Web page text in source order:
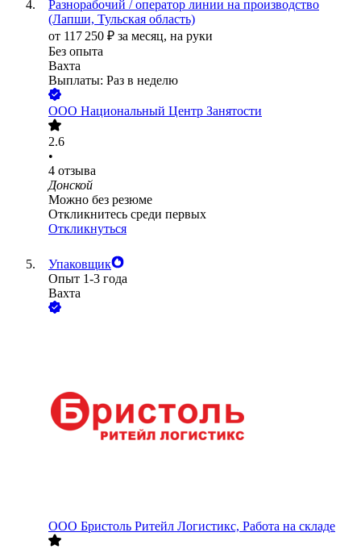
Разнорабочий / оператор линии на производство
(Лапши, Тульская область)
от 117 250 ₽ за месяц, на руки
Без опыта
Вахта
Выплаты: Раз в неделю
ООО Национальный Центр Занятости
2.6
•
4 отзыва
Донской
Можно без резюме
Откликнитесь среди первых
Откликнуться
Упаковщик
Опыт 1-3 года
Вахта
ООО Бристоль Ритейл Логистикс, Работа на складе